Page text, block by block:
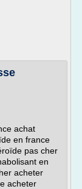
achat
en france
pas cher
en
acheter
acheter